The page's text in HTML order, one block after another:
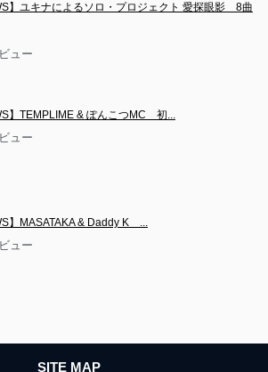
】ユキナによるソロ・プロジェクト 愛探眼影　8曲
ュー
】TEMPLIME & ぽんこつMC　初...
ュー
】MASATAKA & Daddy K　...
ュー
SITE MAP